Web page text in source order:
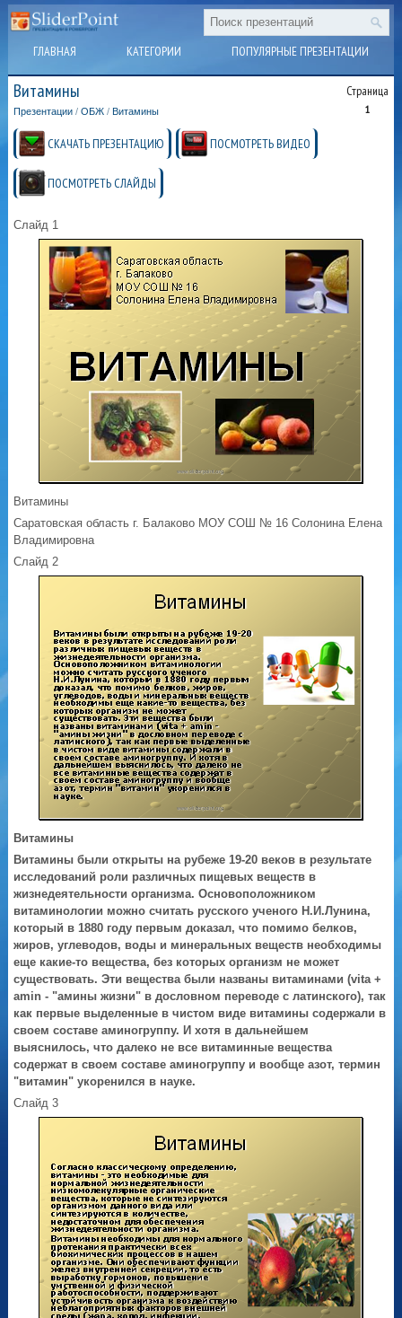
ГЛАВНАЯ КАТЕГОРИИ ПОПУЛЯРНЫЕ ПРЕЗЕНТАЦИИ
Витамины Страница
1
Презентации /ОБЖ / Витамины
СКАЧАТЬ ПРЕЗЕНТАЦИЮ ПОСМОТРЕТЬ ВИДЕО
ПОСМОТРЕТЬ СЛАЙДЫ
Слайд 1
Витамины
Саратовская область г. Балаково МОУ СОШ № 16 Солонина Елена
Владимировна
Слайд 2
Витамины
Витамины были открыты на рубеже 19-20 веков в результате
исследований роли различных пищевых веществ в
жизнедеятельности организма. Основоположником
витаминологии можно считать русского ученого Н.И.Лунина,
который в 1880 году первым доказал, что помимо белков,
жиров, углеводов, воды и минеральных веществ необходимы
еще какие-то вещества, без которых организм не может
существовать. Эти вещества были названы витаминами (vita +
amin - "амины жизни" в дословном переводе с латинского), так
как первые выделенные в чистом виде витамины содержали в
своем составе аминогруппу. И хотя в дальнейшем
выяснилось, что далеко не все витаминные вещества
содержат в своем составе аминогруппу и вообще азот, термин
"витамин" укоренился в науке.
Слайд 3